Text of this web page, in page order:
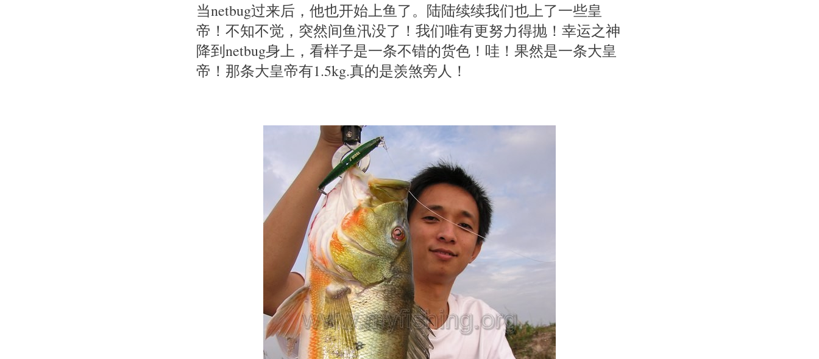
当netbug过来后，他也开始上鱼了。陆陆续续我们也上了一些皇
帝！不知不觉，突然间鱼汛没了！我们唯有更努力得抛！幸运之神
降到netbug身上，看样子是一条不错的货色！哇！果然是一条大皇
帝！那条大皇帝有1.5kg.真的是羡煞旁人！